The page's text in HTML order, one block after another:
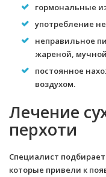
гормональные
употребление
неправильное
жареной,
постоянное
воздухом.
Лечение
перхоти
Специалист
которые привели к